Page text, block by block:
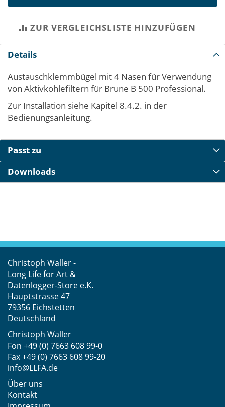
ZUR VERGLEICHSLISTE HINZUFÜGEN
Details
Austauschklemmbügel mit 4 Nasen für Verwendung
von Aktivkohlefiltern für Brune B 500 Professional.
Zur Installation siehe Kapitel 8.4.2. in der
Bedienungsanleitung.
Passt zu
Downloads
Christoph Waller -
Long Life for Art &
Datenlogger-Store e.K.
Hauptstrasse 47
79356 Eichstetten
Deutschland
Christoph Waller
Fon +49 (0) 7663 608 99-0
Fax +49 (0) 7663 608 99-20
info@LLFA.de
Über uns
Kontakt